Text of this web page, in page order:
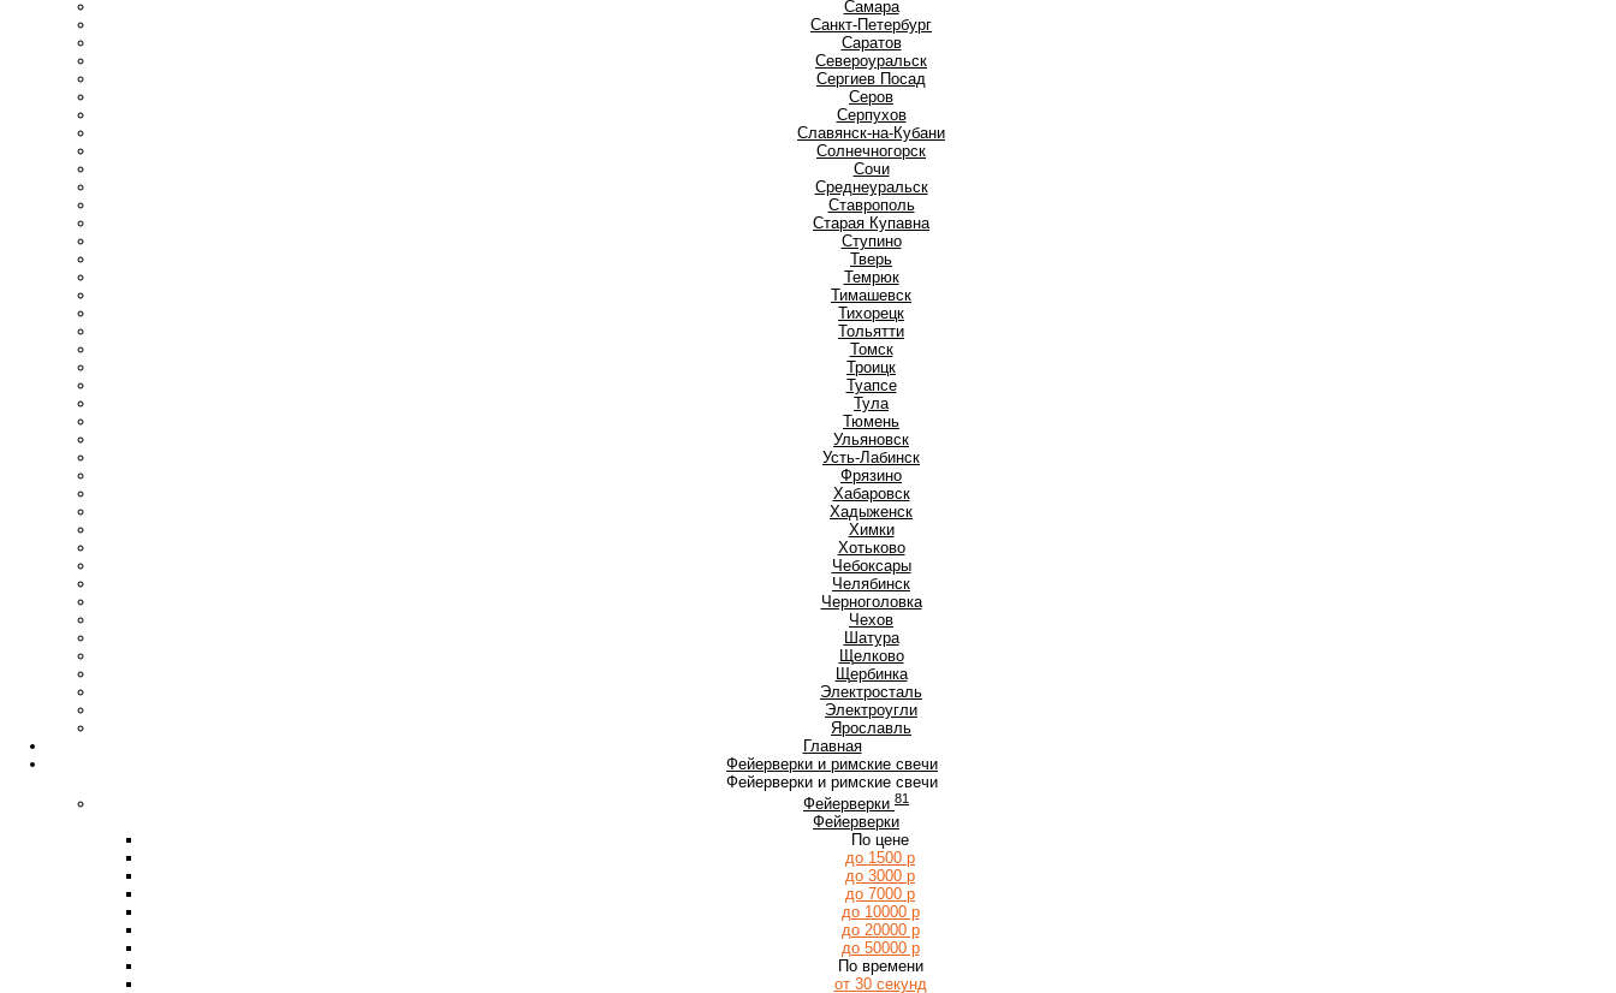
Самара
Санкт-Петербург
Саратов
Североуральск
Сергиев Посад
Серов
Серпухов
Славянск-на-Кубани
Солнечногорск
Сочи
Среднеуральск
Ставрополь
Старая Купавна
Ступино
Тверь
Темрюк
Тимашевск
Тихорецк
Тольятти
Томск
Троицк
Туапсе
Тула
Тюмень
Ульяновск
Усть-Лабинск
Фрязино
Хабаровск
Хадыженск
Химки
Хотьково
Чебоксары
Челябинск
Черноголовка
Чехов
Шатура
Щелково
Щербинка
Электросталь
Электроугли
Ярославль
Главная
Фейерверки и римские свечи
Фейерверки и римские свечи
Фейерверки 81
Фейерверки
По цене
до 1500 р
до 3000 р
до 7000 р
до 10000 р
до 20000 р
до 50000 р
По времени
от 30 секунд